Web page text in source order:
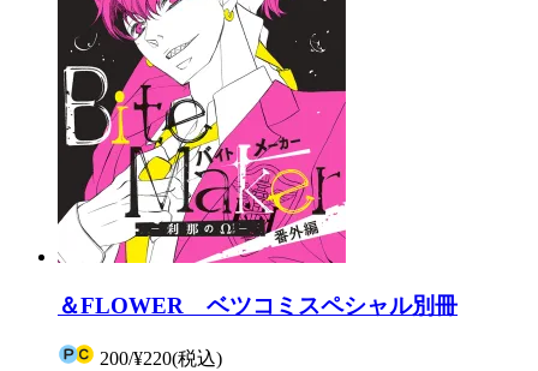
＆FLOWER ベツコミスペシャル別冊
200/¥220(税込)